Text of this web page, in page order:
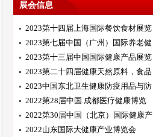
展会信息
2023第十四届上海国际餐饮食材展览
2023第七届中国（广州）国际养老健
2023第十三届中国国际健康产品展览
2023第二十四届健康天然原料，食品
2023中国东北卫生健康防疫用品与防
2022第28届中国.成都医疗健康博览
2022第30届中国（北京）国际健康产
2022山东国际大健康产业博览会